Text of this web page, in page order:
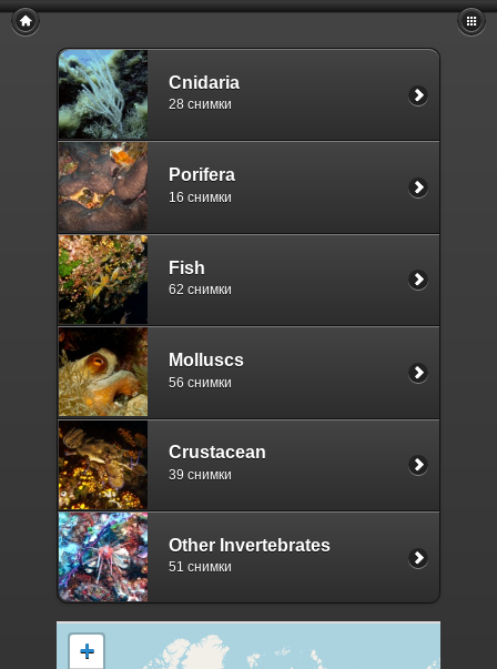
Cnidaria
28 снимки
Porifera
16 снимки
Fish
62 снимки
Molluscs
56 снимки
Crustacean
39 снимки
Other Invertebrates
51 снимки
+